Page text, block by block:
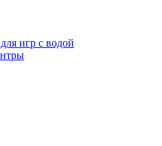
игр с водой